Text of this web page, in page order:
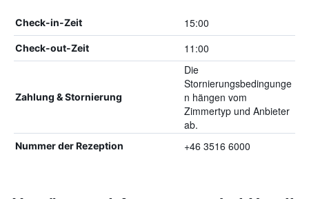
Check-in-Zeit 15:00
Check-out-Zeit 11:00
Zahlung & Stornierung
Die
Stornierungsbedingunge
n hängen vom
Zimmertyp und Anbieter
ab.
Nummer der Rezeption +46 3516 6000